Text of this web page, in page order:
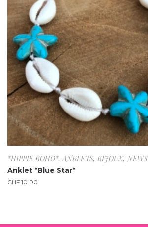
*HIPPIE BOHO*,ANKLETS, BIJOUX,NEWS
Anklet *Blue Star*
CHF 10.00